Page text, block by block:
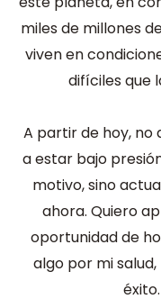
miles de millones
viven en
difíciles que
A partir de hoy, no
a estar bajo
motivo, sino
ahora. Quiero
oportunidad de
algo por mi
éxito.